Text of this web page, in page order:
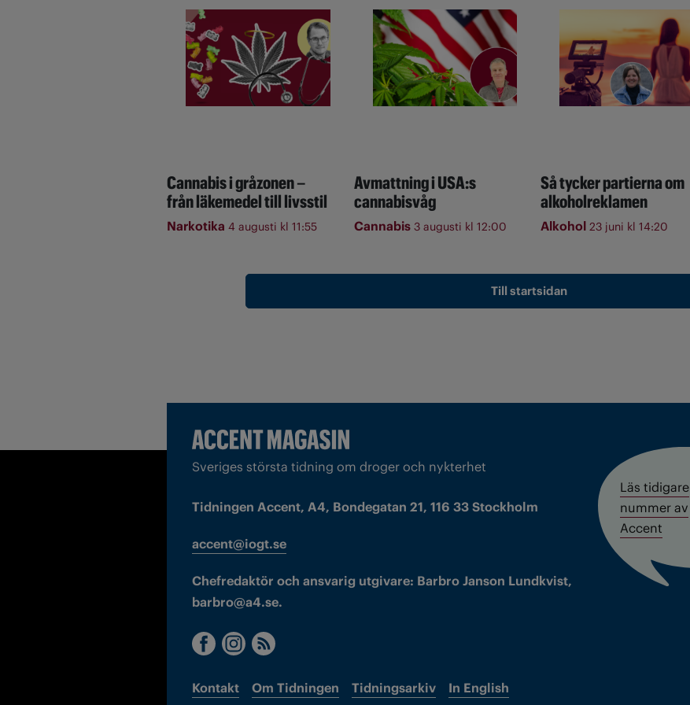
Cannabis i gråzonen –
från läkemedel till livsstil
Narkotika 4 augusti kl 11:55
Avmattning i USA:s
cannabisvåg
Cannabis 3 augusti kl 12:00
Så tycker partierna om
alkoholreklamen
Alkohol 23 juni kl 14:20
Till startsidan
Sveriges största tidning om droger och nykterhet
Tidningen Accent, A4, Bondegatan 21, 116 33 Stockholm
accent@iogt.se
Chefredaktör och ansvarig utgivare: Barbro Janson Lundkvist,
barbro@a4.se.
Kontakt Om Tidningen Tidningsarkiv In English
Läs tidigare
nummer av
Accent